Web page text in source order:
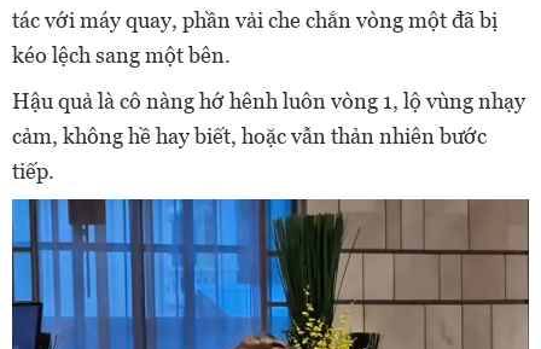
tác với máy quay, phần vải che chắn vòng một đã bị
kéo lệch sang một bên.
Hậu quả là cô nàng hớ hênh luôn vòng 1, lộ vùng nhạy
cảm, không hề hay biết, hoặc vẫn thản nhiên bước
tiếp.